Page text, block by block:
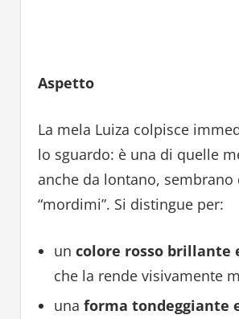
Aspetto
La mela Luiza colpisce
lo sguardo: è una di quelle
anche da lontano, sembrano
“mordimi”. Si distingue per:
un colore rosso brillante
che la rende visivamente
una forma tondeggiante